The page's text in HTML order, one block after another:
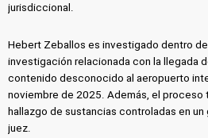
jurisdiccional.
Hebert Zeballos es investigado dentro
investigación relacionada con la llegada
contenido desconocido al aeropuerto
noviembre de 2025. Además, el proceso
hallazgo de sustancias controladas en
juez.